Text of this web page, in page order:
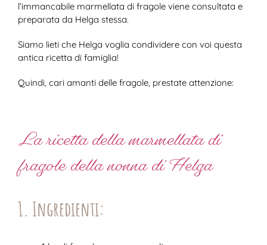
l’immancabile marmellata di fragole viene consultata e
preparata da Helga stessa.
Siamo lieti che Helga voglia condividere con voi questa
antica ricetta di famiglia!
Quindi, cari amanti delle fragole, prestate attenzione:
La ricetta della marmellata di
fragole della nonna di Helga
1. Ingredienti: